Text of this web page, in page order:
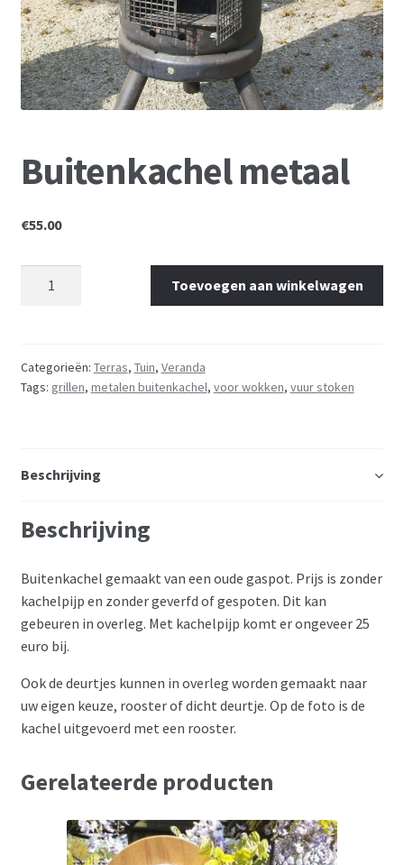
Mijn account
Buitenkachel metaal
€55.00
Toevoegen aan winkelwagen
Categorieën: Terras, Tuin, Veranda
Tags: grillen, metalen buitenkachel, voor wokken, vuur stoken
Beschrijving
Beschrijving
Buitenkachel gemaakt van een oude gaspot. Prijs is zonder
kachelpijp en zonder geverfd of gespoten. Dit kan
gebeuren in overleg. Met kachelpijp komt er ongeveer 25
euro bij.
Ook de deurtjes kunnen in overleg worden gemaakt naar
uw eigen keuze, rooster of dicht deurtje. Op de foto is de
kachel uitgevoerd met een rooster.
Gerelateerde producten